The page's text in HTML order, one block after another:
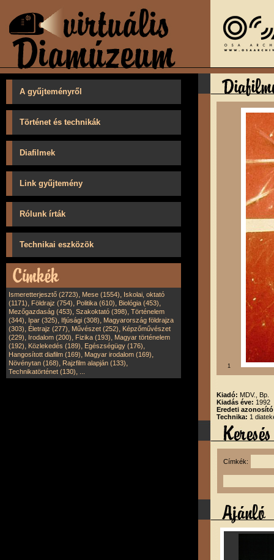
A gyűjteményről
Történet és technikák
Diafilmek
Link gyűjtemény
Rólunk írták
Technikai eszközök
Ismeretterjesztő (2723), Mese (1554), Iskolai, oktató
(1171), Földrajz (754), Politika (610), Biológia (453),
Mezőgazdaság (453), Szakoktató (398), Történelem
(344), Ipar (325), Ifjúsági (308), Magyarország földrajza
(303), Életrajz (277), Művészet (252), Képzőművészet
(229), Irodalom (200), Fizika (193), Magyar történelem
(192), Közlekedés (189), Egészségügy (176),
Hangosított diafilm (169), Magyar irodalom (169),
Növénytan (168), Rajzfilm alapján (133),
Technikatörténet (130),
1
Kiadó: MDV., Bp.
Kiadás éve: 1992
Eredeti
Technika: 1
Címkék: